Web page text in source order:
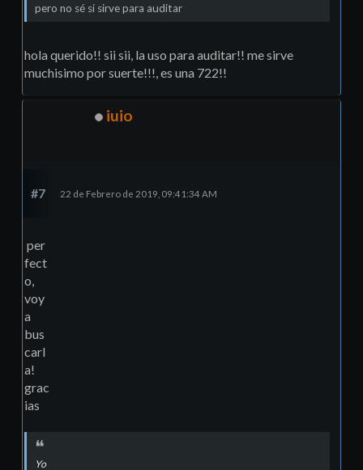
pero no sé si sirve para auditar
hola querido!! sii sii, la uso para auditar!! me sirve
muchisimo por suerte!!!, es una 722!!
iuio
#7 22 de Febrero de 2019, 09:41:34 AM
per
fect
o,
voy
a
bus
carl
a!
grac
ias
Yo